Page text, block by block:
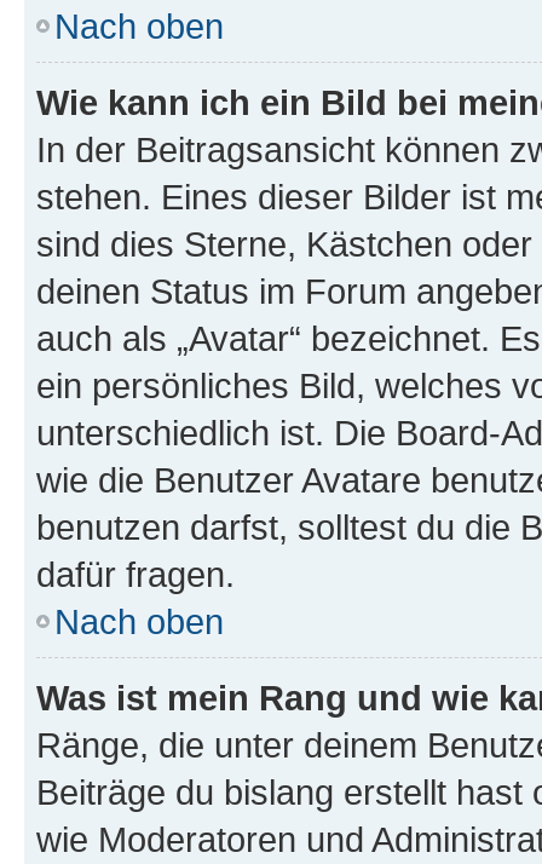
Nach oben
Wie kann ich ein Bild bei
In der Beitragsansicht können
stehen. Eines dieser Bilder ist
sind dies Sterne, Kästchen
deinen Status im Forum
auch als „Avatar“ bezeichnet.
ein persönliches Bild, welches
unterschiedlich ist. Die Board-
wie die Benutzer Avatare
benutzen darfst, solltest du die
dafür fragen.
Nach oben
Was ist mein Rang und wie
Ränge, die unter deinem
Beiträge du bislang erstellt
wie Moderatoren und